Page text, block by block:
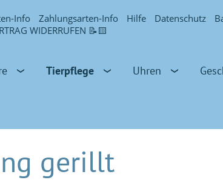
Info Zahlungsarten-Info Hilfe Datenschutz
WIDERRUFEN 📝🟨
Tierpflege Uhren
gerillt